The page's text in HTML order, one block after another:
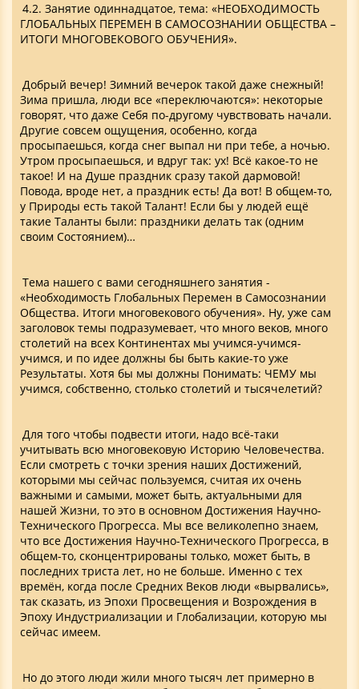
4.2. Занятие одиннадцатое, тема: «НЕОБХОДИМОСТЬ
ГЛОБАЛЬНЫХ ПЕРЕМЕН В САМОСОЗНАНИИ ОБЩЕСТВА –
ИТОГИ МНОГОВЕКОВОГО ОБУЧЕНИЯ».
Добрый вечер! Зимний вечерок такой даже снежный!
Зима пришла, люди все «переключаются»: некоторые
говорят, что даже Себя по-другому чувствовать начали.
Другие совсем ощущения, особенно, когда
просыпаешься, когда снег выпал ни при тебе, а ночью.
Утром просыпаешься, и вдруг так: ух! Всё какое-то не
такое! И на Душе праздник сразу такой дармовой!
Повода, вроде нет, а праздник есть! Да вот! В общем-то,
у Природы есть такой Талант! Если бы у людей ещё
такие Таланты были: праздники делать так (одним
своим Состоянием)…
Тема нашего с вами сегодняшнего занятия -
«Необходимость Глобальных Перемен в Самосознании
Общества. Итоги многовекового обучения». Ну, уже сам
заголовок темы подразумевает, что много веков, много
столетий на всех Континентах мы учимся-учимся-
учимся, и по идее должны бы быть какие-то уже
Результаты. Хотя бы мы должны Понимать: ЧЕМУ мы
учимся, собственно, столько столетий и тысячелетий?
Для того чтобы подвести итоги, надо всё-таки
учитывать всю многовековую Историю Человечества.
Если смотреть с точки зрения наших Достижений,
которыми мы сейчас пользуемся, считая их очень
важными и самыми, может быть, актуальными для
нашей Жизни, то это в основном Достижения Научно-
Технического Прогресса. Мы все великолепно знаем,
что все Достижения Научно-Технического Прогресса, в
общем-то, сконцентрированы только, может быть, в
последних триста лет, но не больше. Именно с тех
времён, когда после Средних Веков люди «вырвались»,
так сказать, из Эпохи Просвещения и Возрождения в
Эпоху Индустриализации и Глобализации, которую мы
сейчас имеем.
Но до этого люди жили много тысяч лет примерно в